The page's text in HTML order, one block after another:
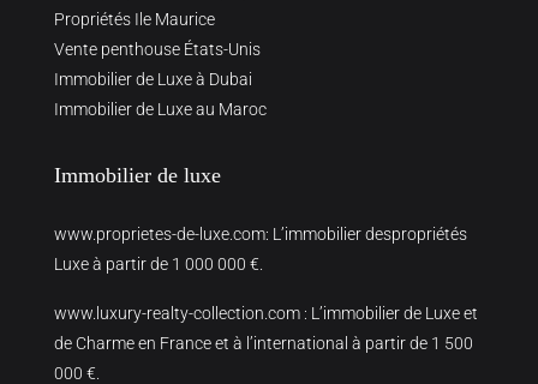
Propriétés Ile Maurice
Vente penthouse États-Unis
Immobilier de Luxe à Dubai
Immobilier de Luxe au Maroc
Immobilier de luxe
www.proprietes-de-luxe.com: L’immobilier despropriétés
Luxe à partir de 1 000 000 €.
www.luxury-realty-collection.com : L’immobilier de Luxe et
de Charme en France et à l’international à partir de 1 500
000 €.